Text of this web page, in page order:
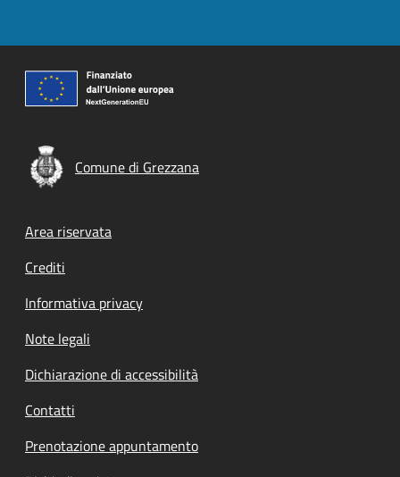
Comune di Grezzana
Footer menu
Area riservata
Crediti
Informativa privacy
Note legali
Dichiarazione di accessibilità
Contatti
Prenotazione appuntamento